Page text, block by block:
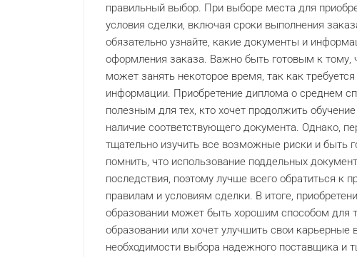
правильный выбор. При выборе места для
условия сделки, включая сроки выполнения
обязательно узнайте, какие документы и
оформления заказа. Важно быть готовым к тому,
может занять некоторое время, так как
информации. Приобретение диплома о среднем
полезным для тех, кто хочет продолжить
наличие соответствующего документа. Однако,
тщательно изучить все возможные риски и
помнить, что использование поддельных
последствия, поэтому лучше всего обратиться
правилам и условиям сделки. В итоге,
образовании может быть хорошим способом для
образовании или хочет улучшить свои
необходимости выбора надежного поставщика и